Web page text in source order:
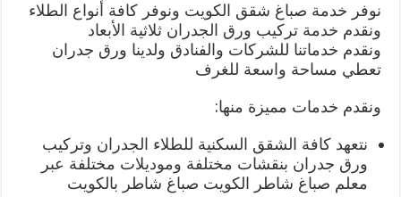
نوفر خدمة صباغ شقق الكويت ونوفر كافة أنواع الطلاء
ونقدم خدمة تركيب ورق الجدران ثلاثية الأبعاد
ونقدم خدماتنا للشركات والفنادق ولدينا ورق جدران
تعطي مساحة واسعة للغرف
ونقدم خدمات مميزة منها:
نتعهد كافة الشقق السكنية للطلاء الجدران وتركيب
ورق جدران بنقشات مختلفة وموديلات مختلفة عبر
معلم صباغ شاطر الكويت صباغ شاطر بالكويت